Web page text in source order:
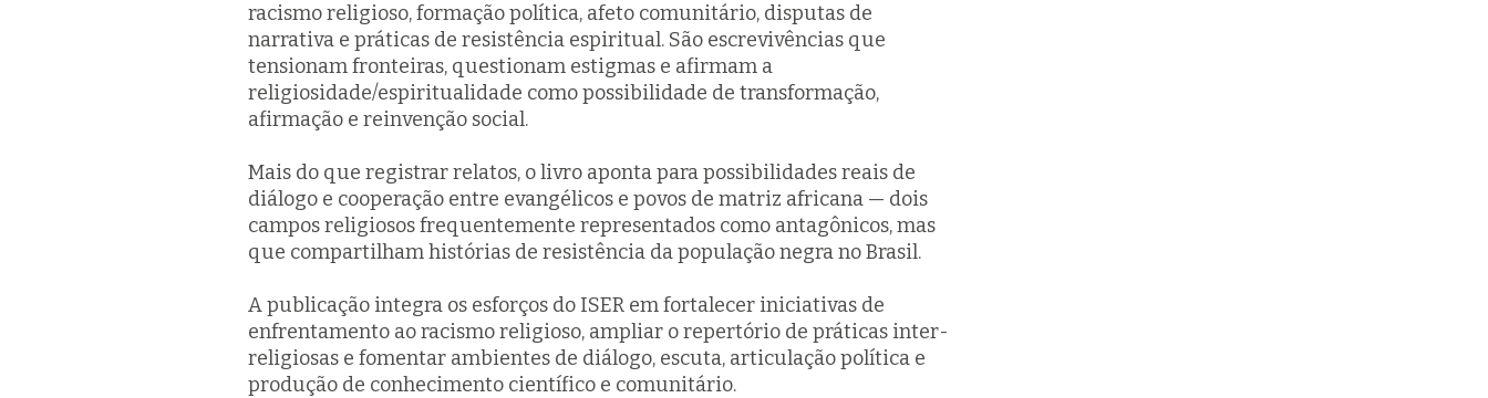
racismo religioso, formação política, afeto comunitário, disputas de
narrativa e práticas de resistência espiritual. São escrevivências que
tensionam fronteiras, questionam estigmas e afirmam a
religiosidade/espiritualidade como possibilidade de transformação,
afirmação e reinvenção social.
Mais do que registrar relatos, o livro aponta para possibilidades reais de
diálogo e cooperação entre evangélicos e povos de matriz africana — dois
campos religiosos frequentemente representados como antagônicos, mas
que compartilham histórias de resistência da população negra no Brasil.
A publicação integra os esforços do ISER em fortalecer iniciativas de
enfrentamento ao racismo religioso, ampliar o repertório de práticas inter-
religiosas e fomentar ambientes de diálogo, escuta, articulação política e
produção de conhecimento científico e comunitário.